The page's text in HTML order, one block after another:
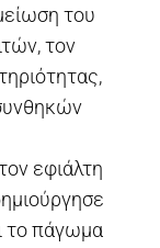
του
τον
εφιάλτη
το πάγωμα